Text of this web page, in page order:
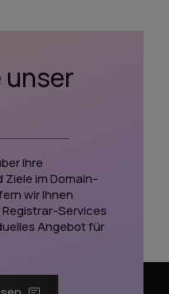
unser
Ihre
im Domain-
wir Ihnen
Services
Angebot für